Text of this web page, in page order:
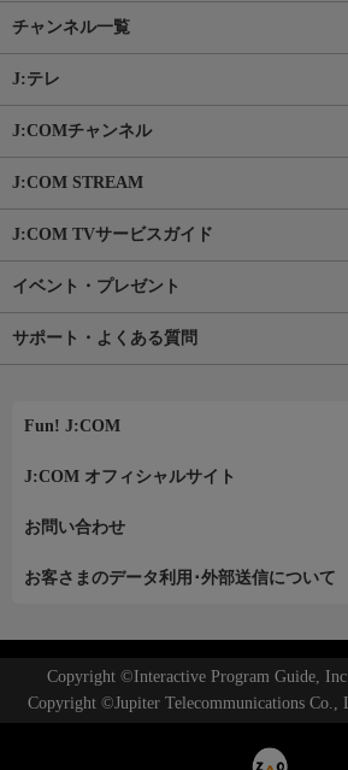
チャンネル一覧
J:テレ
J:COMチャンネル
J:COM STREAM
J:COM TVサービスガイド
イベント・プレゼント
サポート・よくある質問
Fun! J:COM
J:COM オフィシャルサイト
お問い合わせ
お客さまのデータ利用･外部送信について
Copyright ©Interactive Program Guide,
Copyright ©Jupiter Telecommunications Co.,